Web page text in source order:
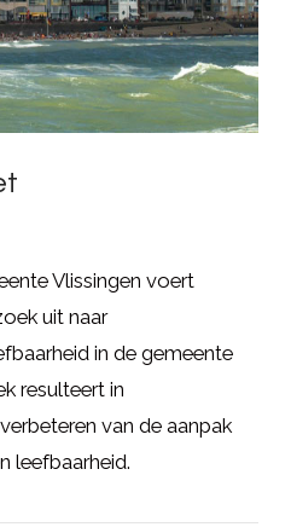
Vlissingen voert
uit naar
in de gemeente
resulteert in
van de aanpak
leefbaarheid.